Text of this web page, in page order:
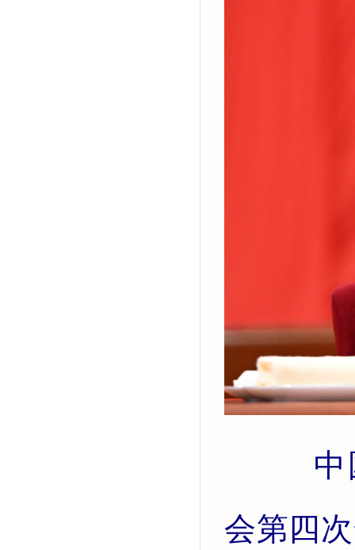
中国共产党第二十届中央委员
会第四